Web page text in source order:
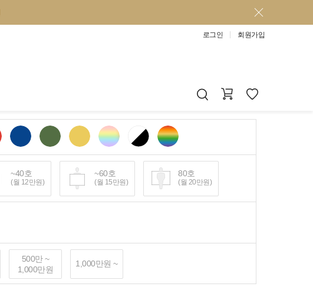
로그인 회원가입
~40호
(월 12만원)
~60호
(월 15만원)
80호
(월 20만원)
500만 ~
1,000만원
1,000만원 ~